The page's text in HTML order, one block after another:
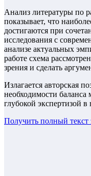
Анализ литературы по
показывает, что
достигаются при
исследования с
анализе актуальных
работе схема
зрения и сделать
Излагается авторская
необходимости
глубокой экспертизой
Получить полный текст